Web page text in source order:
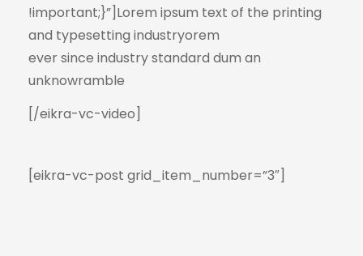
!important;}”]Lorem ipsum text of the printing
and typesetting industryorem
ever since industry standard dum an
unknowramble
[/eikra-vc-video]
[eikra-vc-post grid_item_number=”3″]